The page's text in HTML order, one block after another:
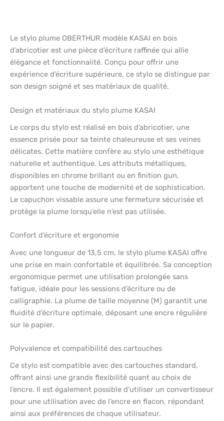
Le stylo plume OBERTHUR modèle KASAI en bois
d’abricotier est une pièce d’écriture raffinée qui allie
élégance et fonctionnalité. Conçu pour offrir une
expérience d’écriture supérieure, ce stylo se distingue par
son design soigné et ses matériaux de qualité.
Design et matériaux du stylo plume KASAI
Le corps du stylo est réalisé en bois d’abricotier, une
essence prisée pour sa teinte chaleureuse et ses veines
délicates. Cette matière confère au stylo une esthétique
naturelle et authentique. Les attributs métalliques,
disponibles en chrome brillant ou en finition gun,
apportent une touche de modernité et de sophistication.
Le capuchon vissable assure une fermeture sécurisée et
protège la plume lorsqu’elle n’est pas utilisée.
Confort d’écriture et ergonomie
Avec une longueur de 13,5 cm, le stylo plume KASAI offre
une prise en main confortable et équilibrée. Sa conception
ergonomique permet une utilisation prolongée sans
fatigue, idéale pour les sessions d’écriture ou de
calligraphie. La plume de taille moyenne (M) garantit une
fluidité d’écriture optimale, déposant une encre régulière
sur le papier.
Polyvalence et compatibilité des cartouches
Ce stylo est compatible avec des cartouches standard,
offrant ainsi une grande flexibilité quant au choix de
l’encre. Il est également possible d’utiliser un convertisseur
pour une utilisation avec de l’encre en flacon, répondant
ainsi aux préférences de chaque utilisateur.